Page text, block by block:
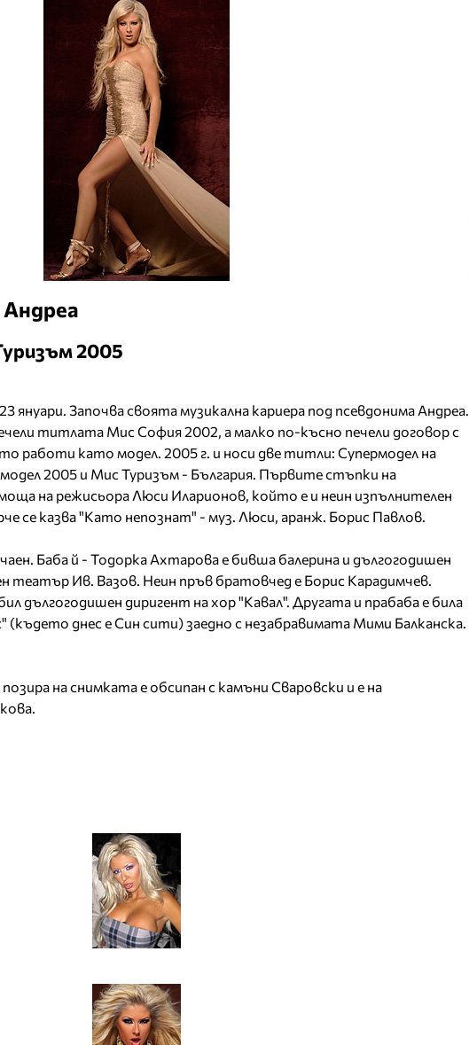
2005
януари. Започва своята музикална кариера под псевдонима Андреа.
титлата Мис София 2002, а малко по-късно печели договор с
работи като модел. 2005 г. и носи две титли: Супермодел на
2005 и Мис Туризъм - България. Първите стъпки на
на режисьора Люси Иларионов, който е и неин изпълнителен
се казва "Като непознат" - муз. Люси, аранж. Борис Павлов.
Баба й - Тодорка Ахтарова е бивша балерина и дългогодишен
театър Ив. Вазов. Неин пръв братовчед е Борис Карадимчев.
дългогодишен диригент на хор "Кавал". Другата и прабаба е била
(където днес е Син сити) заедно с незабравимата Мими Балканска.
на снимката е обсипан с камъни Сваровски и е на